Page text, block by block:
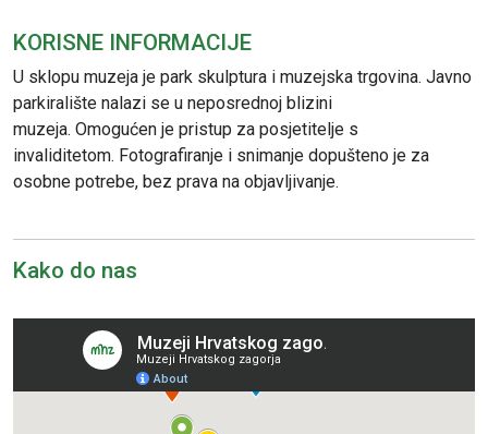
KORISNE INFORMACIJE
U sklopu muzeja je park skulptura i muzejska trgovina. Javno
parkiralište nalazi se u neposrednoj blizini
muzeja. Omogućen je pristup za posjetitelje s
invaliditetom. Fotografiranje i snimanje dopušteno je za
osobne potrebe, bez prava na objavljivanje.
Kako do nas